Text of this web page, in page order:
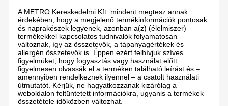
A METRO Kereskedelmi Kft. mindent megtesz annak
érdekében, hogy a megjelenő termékinformációk pontosak
és naprakészek legyenek, azonban a(z) (élelmiszer)
termékekkel kapcsolatos tudnivalók folyamatosan
változnak, így az összetevők, a tápanyagértékek és
allergén összetevők is. Éppen ezért felhívjuk szíves
figyelmüket, hogy fogyasztás vagy használat előtt
figyelmesen olvassák el a terméken található leírást és –
amennyiben rendelkeznek ilyennel – a csatolt használati
útmutatót. Kérjük, ne hagyatkozzanak kizárólag a
weboldalon feltüntetett információkra, ugyanis a termékek
összetétele időközben változhat.